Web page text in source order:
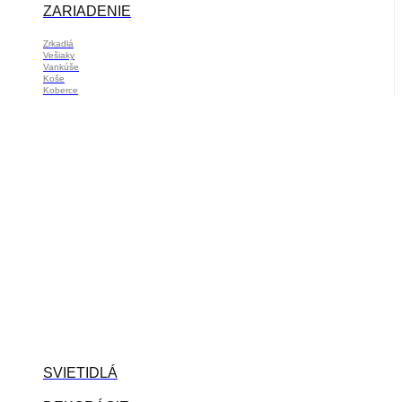
ZARIADENIE
Zrkadlá
Vešiaky
Vankúše
Koše
Koberce
SVIETIDLÁ